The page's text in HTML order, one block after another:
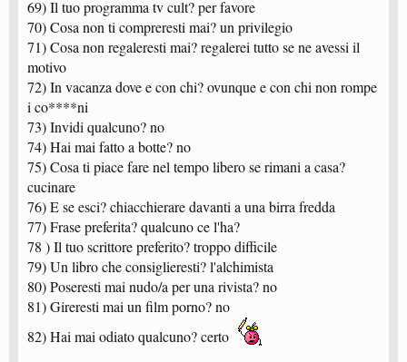
69) Il tuo programma tv cult? per favore
70) Cosa non ti compreresti mai? un privilegio
71) Cosa non regaleresti mai? regalerei tutto se ne avessi il
motivo
72) In vacanza dove e con chi? ovunque e con chi non rompe
i co****ni
73) Invidi qualcuno? no
74) Hai mai fatto a botte? no
75) Cosa ti piace fare nel tempo libero se rimani a casa?
cucinare
76) E se esci? chiacchierare davanti a una birra fredda
77) Frase preferita? qualcuno ce l'ha?
78 ) Il tuo scrittore preferito? troppo difficile
79) Un libro che consiglieresti? l'alchimista
80) Poseresti mai nudo/a per una rivista? no
81) Gireresti mai un film porno? no
82) Hai mai odiato qualcuno? certo